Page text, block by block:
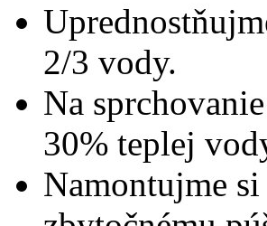
2/3 vody.
Na
30% teplej
Namontujme